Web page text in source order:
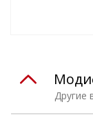
Другие